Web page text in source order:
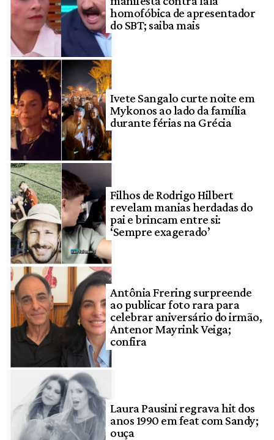
homofóbica de apresentador
do SBT; saiba mais
Ivete Sangalo curte noite em
Mykonos ao lado da família
durante férias na Grécia
Filhos de Rodrigo Hilbert
revelam manias herdadas do
pai e brincam entre si:
‘Sempre exagerado’
Antônia Frering surpreende
ao publicar foto rara para
celebrar aniversário do irmão,
Antenor Mayrink Veiga;
confira
Laura Pausini regrava hit dos
anos 1990 em feat com Sandy;
ouça